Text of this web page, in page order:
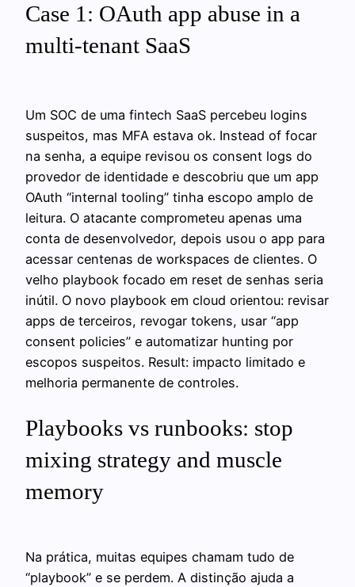
Case 1: OAuth app abuse in a
multi-tenant SaaS
Um SOC de uma fintech SaaS percebeu logins
suspeitos, mas MFA estava ok. Instead of focar
na senha, a equipe revisou os consent logs do
provedor de identidade e descobriu que um app
OAuth “internal tooling” tinha escopo amplo de
leitura. O atacante comprometeu apenas uma
conta de desenvolvedor, depois usou o app para
acessar centenas de workspaces de clientes. O
velho playbook focado em reset de senhas seria
inútil. O novo playbook em cloud orientou: revisar
apps de terceiros, revogar tokens, usar “app
consent policies” e automatizar hunting por
escopos suspeitos. Result: impacto limitado e
melhoria permanente de controles.
Playbooks vs runbooks: stop
mixing strategy and muscle
memory
Na prática, muitas equipes chamam tudo de
“playbook” e se perdem. A distinção ajuda a